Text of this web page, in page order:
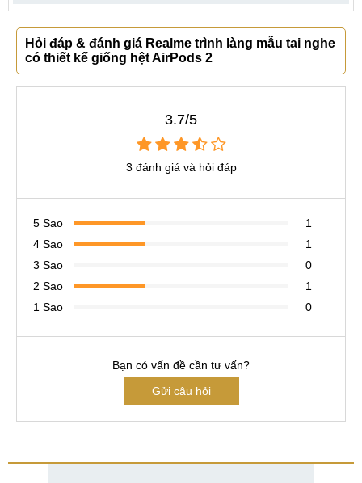
Hỏi đáp & đánh giá Realme trình làng mẫu tai nghe
có thiết kế giống hệt AirPods 2
3.7/5
3 đánh giá và hỏi đáp
5 Sao
1
4 Sao
1
3 Sao
0
2 Sao
1
1 Sao
0
Bạn có vấn đề cần tư vấn?
Gửi câu hỏi